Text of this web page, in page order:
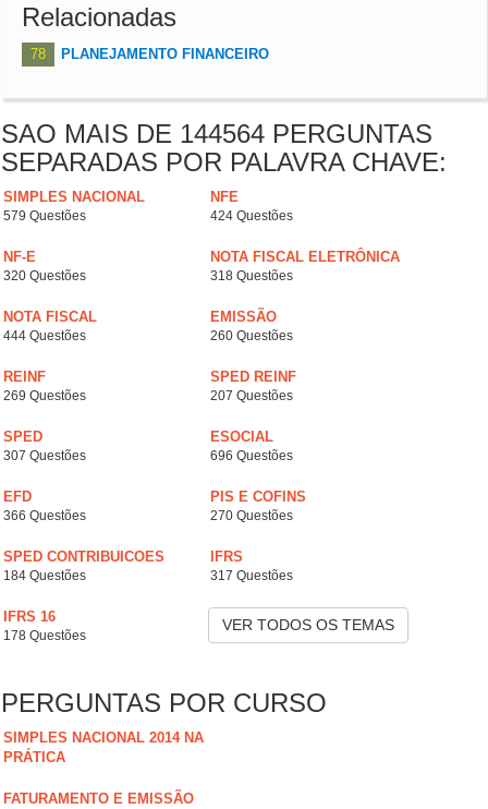
Relacionadas
78 PLANEJAMENTO FINANCEIRO
SAO MAIS DE 144564 PERGUNTAS
SEPARADAS POR PALAVRA CHAVE:
SIMPLES NACIONAL
579 Questões
NFE
424 Questões
NF-E
320 Questões
NOTA FISCAL ELETRÔNICA
318 Questões
NOTA FISCAL
444 Questões
EMISSÃO
260 Questões
REINF
269 Questões
SPED REINF
207 Questões
SPED
307 Questões
ESOCIAL
696 Questões
EFD
366 Questões
PIS E COFINS
270 Questões
SPED CONTRIBUICOES
184 Questões
IFRS
317 Questões
IFRS 16
178 Questões
VER TODOS OS TEMAS
PERGUNTAS POR CURSO
SIMPLES NACIONAL 2014 NA
PRÁTICA
FATURAMENTO E EMISSÃO